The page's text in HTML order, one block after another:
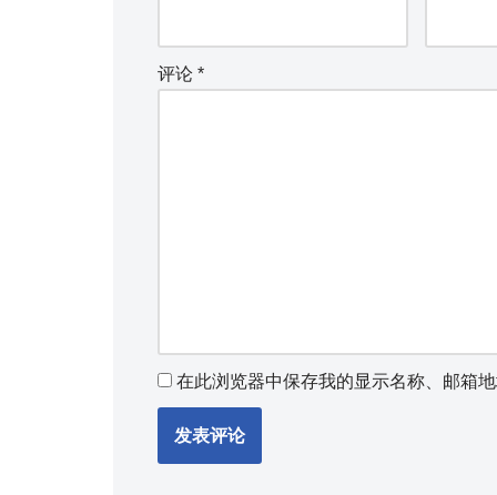
评论 *
在此浏览器中保存我的显示名称、邮箱